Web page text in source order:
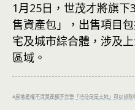
1月25日，世茂才將旗
售資產包」，出售項目
宅及城市綜合體，涉及
區域。
#房地產權不清楚產權不完整「持分房屋土地」可以貸款